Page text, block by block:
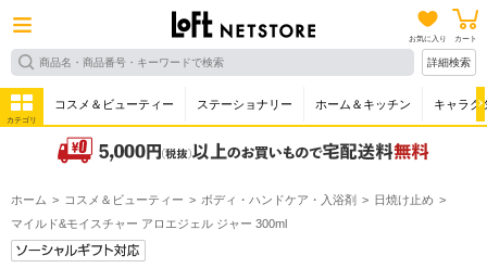
お気に入り カート
詳細検索
カテゴリ
コスメ＆ビューティー ステーショナリー ホーム＆キッチン キャラク
ホーム コスメ＆ビューティー ボディ・ハンドケア・入浴剤
日焼け止め
マイルド&モイスチャー アロエジェル ジャー 300ml